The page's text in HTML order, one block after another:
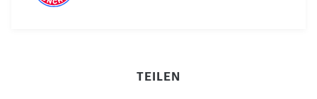
TEILEN